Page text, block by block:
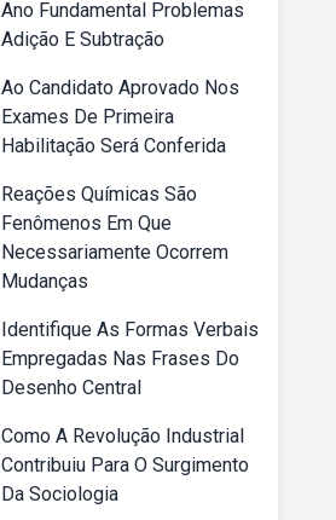
Ano Fundamental Problemas
Adição E Subtração
Ao Candidato Aprovado Nos
Exames De Primeira
Habilitação Será Conferida
Reações Químicas São
Fenômenos Em Que
Necessariamente Ocorrem
Mudanças
Identifique As Formas Verbais
Empregadas Nas Frases Do
Desenho Central
Como A Revolução Industrial
Contribuiu Para O Surgimento
Da Sociologia